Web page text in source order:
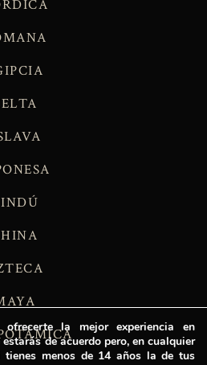
la mejor experiencia en
de acuerdo pero, en cualquier
menos de 14 años la de tus